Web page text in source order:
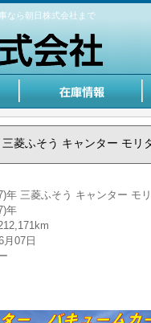
なら朝日株式会社まで
菱ふそう キャンター モリ
年 三菱ふそう キャンター モ
年
07日